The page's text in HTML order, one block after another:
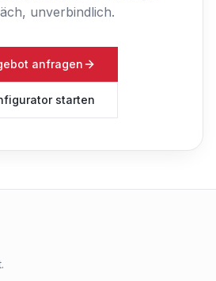
unverbindlich.
anfragen
starten